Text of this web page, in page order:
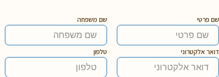
שם פרטי שם משפחה
דואר אלקטרוני טלפון